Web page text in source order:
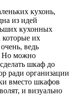
кухонь,
из идей
кухонных
которые их
ведь
Но можно
шкаф до
ради организации
вместо шкафов
и визуально